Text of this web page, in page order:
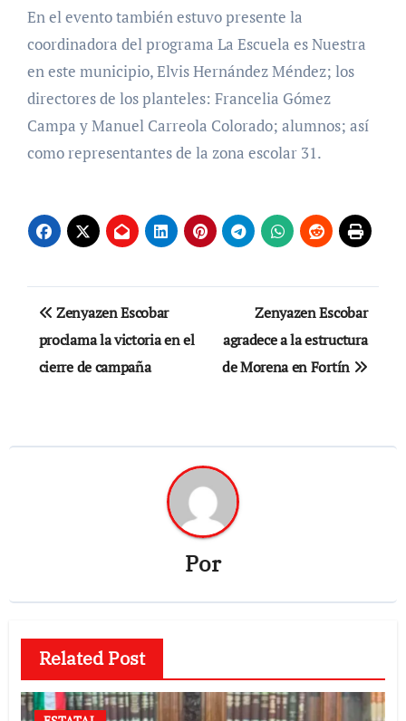
En el evento también estuvo presente la
coordinadora del programa La Escuela es Nuestra
en este municipio, Elvis Hernández Méndez; los
directores de los planteles: Francelia Gómez
Campa y Manuel Carreola Colorado; alumnos; así
como representantes de la zona escolar 31.
Navegación
de
entradas
Zenyazen Escobar
proclama la victoria en el
cierre de campaña
Zenyazen Escobar
agradece a la estructura
de Morena en Fortín
Por
Related Post